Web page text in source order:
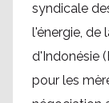
syndicale
l'énergie, de
d'Indonésie
pour les